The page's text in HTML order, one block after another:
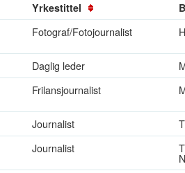
Yrkestittel
Fotograf/Fotojournalist
Daglig leder
Frilansjournalist
Journalist
Journalist